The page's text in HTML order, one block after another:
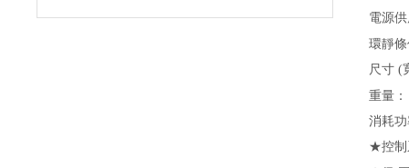
電源
環靜
尺寸 (
重量：
消耗
★控